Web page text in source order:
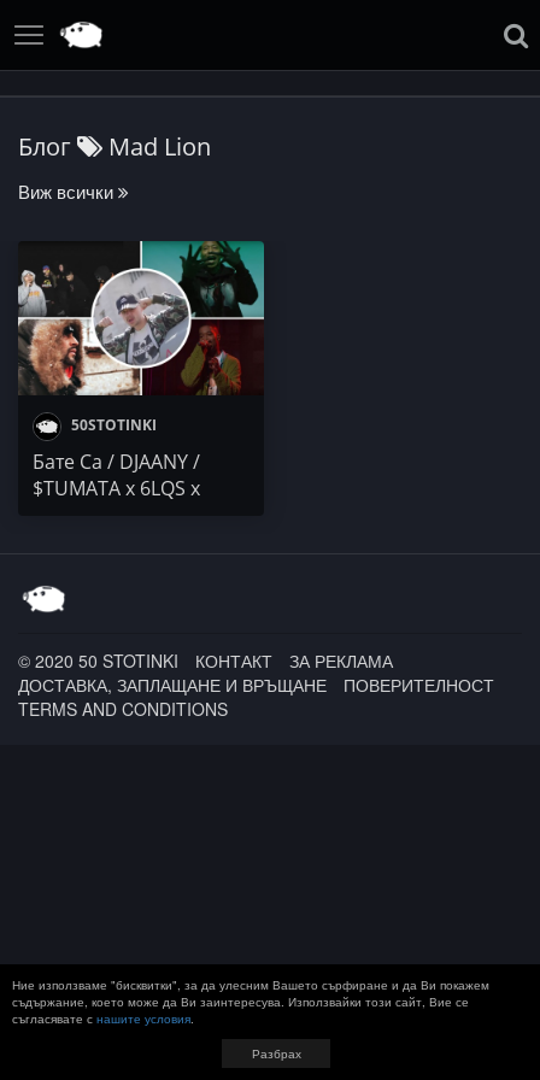
Блог Mad Lion
Виж всички
50STOTINKI
Бате Са / DJAANY /
$TUMATA x 6LQS x
© 2020 50 STOTINKI КОНТАКТ
ЗА РЕКЛАМА
ДОСТАВКА, ЗАПЛАЩАНЕ И ВРЪЩАНЕ
ПОВЕРИТЕЛНОСТ
TERMS AND CONDITIONS
Ние използваме "бисквитки", за да улесним Вашето сърфиране и да Ви покажем
съдържание, което може да Ви заинтересува. Използвайки този сайт, Вие се
съгласявате с нашите условия.
Разбрах